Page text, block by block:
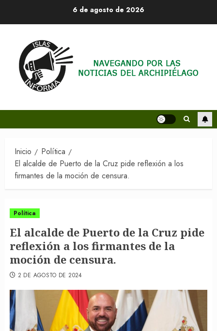
6 de agosto de 2026
Inicio
Política
El alcalde de Puerto de la Cruz pide reflexión a los
firmantes de la moción de censura.
Política
El alcalde de Puerto de la Cruz pide
reflexión a los firmantes de la
moción de censura.
2 DE AGOSTO DE 2024